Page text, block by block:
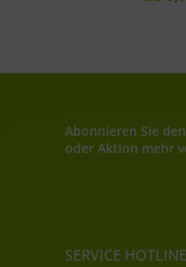
Abonnieren Sie
oder Aktion mehr
SERVICE HOTLINE